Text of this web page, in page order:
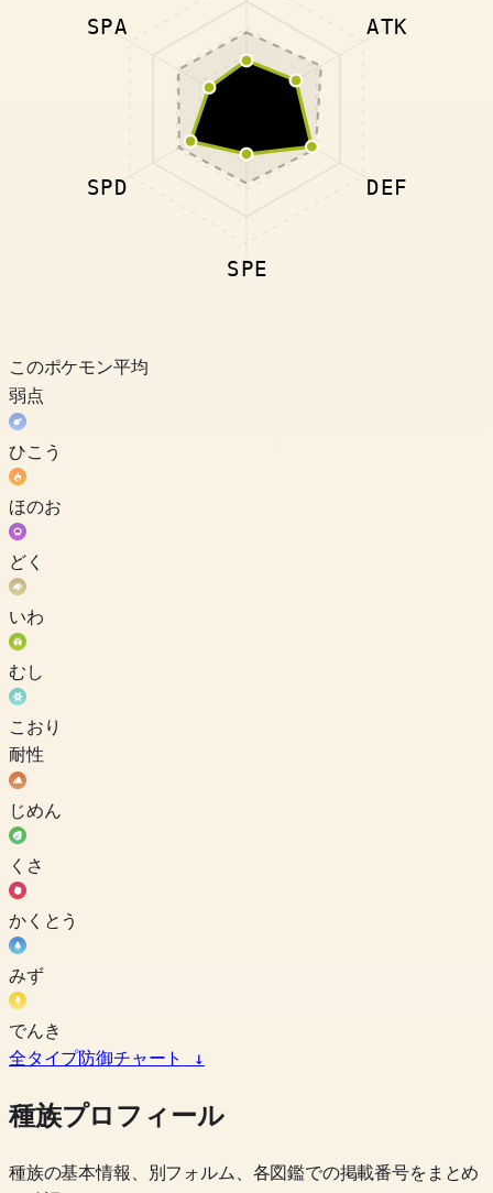
ATK
DEF
SPE
SPD
SPA
このポケモン平均
弱点
ひこう
ほのお
どく
いわ
むし
こおり
耐性
じめん
くさ
かくとう
みず
でんき
全タイプ防御チャート
↓
種族プロフィール
種族の基本情報、別フォルム、各図鑑での掲載番号をまとめ